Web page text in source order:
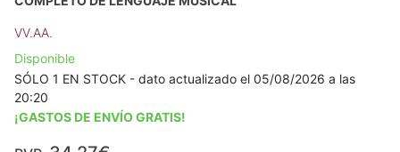
VV.AA.
Disponible
SÓLO 1 EN STOCK - dato actualizado el 05/08/2026 a las
20:20
¡GASTOS DE ENVÍO GRATIS!